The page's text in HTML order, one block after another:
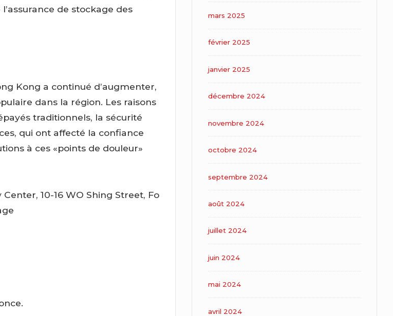
de stockage des
Kong a continué d’augmenter,
dans la région. Les raisons
traditionnels, la sécurité
qui ont affecté la confiance
à ces «points de douleur»
10-16 WO Shing Street, Fo
mars 2025
février 2025
janvier 2025
décembre 2024
novembre 2024
octobre 2024
septembre 2024
août 2024
juillet 2024
juin 2024
mai 2024
avril 2024